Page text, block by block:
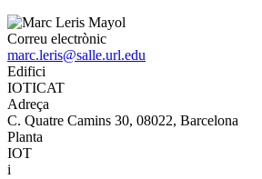
Correu electrònic
marc.leris@salle.url.edu
Edifici
IOTICAT
Adreça
C. Quatre Camins 30, 08022, Barcelona
Planta
IOT
i